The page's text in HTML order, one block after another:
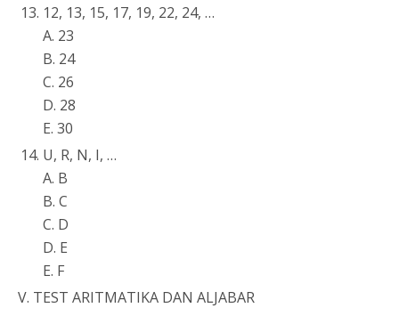
12, 13, 15, 17, 19, 22, 24, …
A. 23
B. 24
C. 26
D. 28
E. 30
U, R, N, I, …
A. B
B. C
C. D
D. E
E. F
V. TEST ARITMATIKA DAN ALJABAR